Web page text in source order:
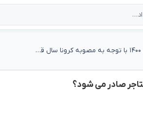
ایا در سال ۱۴۰۰ با توجه به مصوبه کرونا سال قبل حکم تخلیه برای مستاجر صادر می شود؟